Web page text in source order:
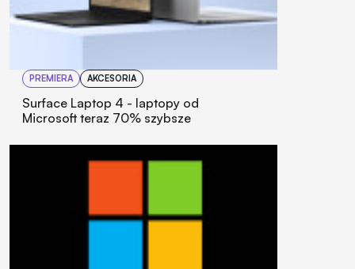
PREMIERA AKCESORIA
Surface Laptop 4 - laptopy od
Microsoft teraz 70% szybsze